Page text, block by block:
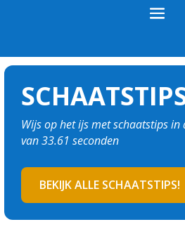
Wijs op het ijs met schaatstips
van 33.61 seconden
BEKIJK ALLE SCHAATSTIPS!